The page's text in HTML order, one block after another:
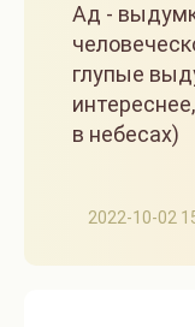
2022-10-02
Ад -
глупые
в небесах)